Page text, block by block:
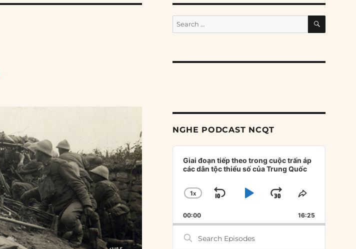
Search
for:
SEARCH
NGHE PODCAST NCQT
Audio
Player
Giai đoạn tiếp theo trong cuộc trấn áp
các dân tộc thiểu số của Trung Quốc
CHANGE
RATE
1X
SKIP
BACKWARD
PLAYJUMP
FORWARD
SHARE
EPISODE
00:00 16:25
Search
Episodes